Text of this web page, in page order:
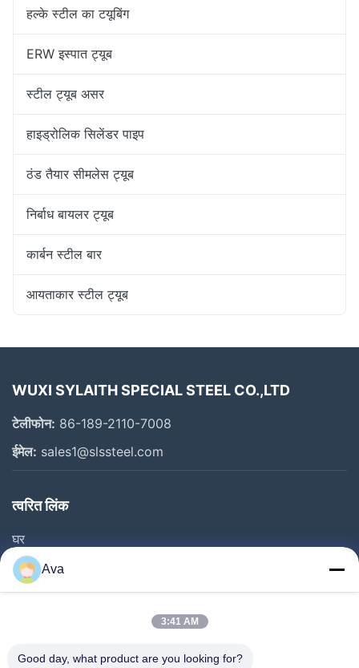
हल्के स्टील का टयूबिंग
ERW इस्पात ट्यूब
स्टील ट्यूब असर
हाइड्रोलिक सिलेंडर पाइप
ठंड तैयार सीमलेस ट्यूब
निर्बाध बायलर ट्यूब
कार्बन स्टील बार
आयताकार स्टील ट्यूब
WUXI SYLAITH SPECIAL STEEL CO.,LTD
टेलीफोन: 86-189-2110-7008
ईमेल: sales1@slssteel.com
त्वरित लिंक
घर
उत्पाद
वीडियो
कारखाने का दौरा
Ava
3:41 AM
Good day, what product are you looking for?